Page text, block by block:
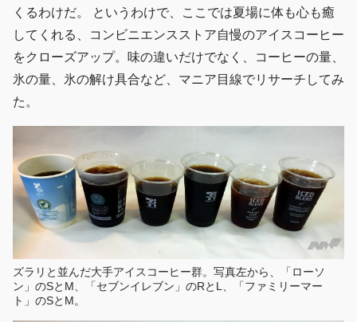
くるわけだ。 というわけで、ここでは夏場に体も心も癒
してくれる、コンビニエンスストア自慢のアイスコーヒー
をクローズアップ。味の違いだけでなく、コーヒーの量、
氷の量、氷の解け具合など、マニア目線でリサーチしてみ
た。
ズラリと並んだ大手アイスコーヒー群。写真左から、「ローソ
ン」のSとM、「セブンイレブン」のRとL、「ファミリーマー
ト」のSとM。